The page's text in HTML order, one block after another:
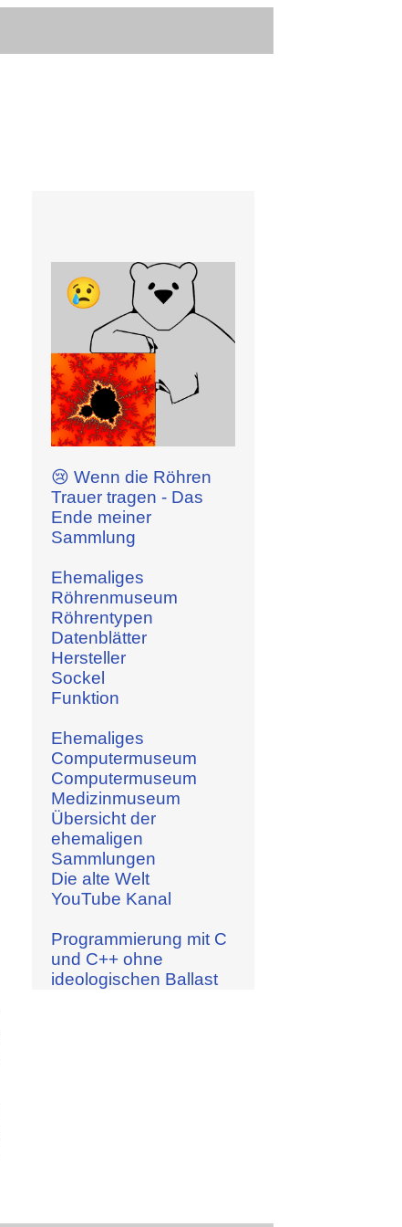
😢 Wenn die Röhren
Trauer tragen - Das
Ende meiner
Sammlung
Ehemaliges
Röhrenmuseum
Röhrentypen
Datenblätter
Hersteller
Sockel
Funktion
Ehemaliges
Computermuseum
Computermuseum
Medizinmuseum
Übersicht der
ehemaligen
Sammlungen
Die alte Welt
YouTube Kanal
Programmierung mit C
und C++ ohne
ideologischen Ballast